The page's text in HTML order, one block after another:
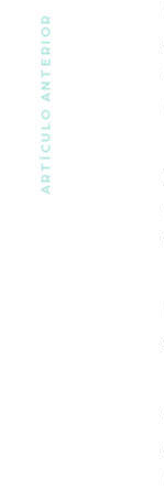
ARTÍCULO ANTERIOR